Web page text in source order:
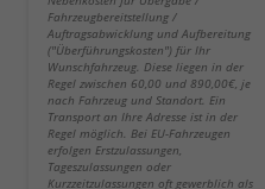
Fahrzeugbereitstellung /
Auftragsabwicklung und Aufbereitung
("Überführungskosten") für Ihr
Wunschfahrzeug. Diese liegen in der
Regel zwischen 60,00 und 890,00€, je
nach Fahrzeug und Standort. Ein
Transport an Ihre Adresse ist in der
Regel möglich. Bei EU-Fahrzeugen
erfolgen Erstzulassungen,
Tageszulassungen oder
Kurzzeitzulassungen oft gewerblich als